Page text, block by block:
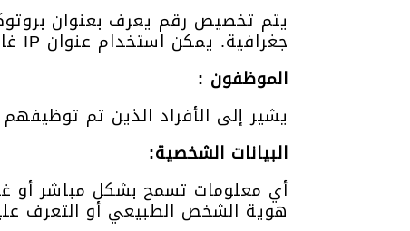
جغرافية. يمكن استخدام عنوان IP غالبًا لتحديد الموقع الذي يتصل منه الجهاز بالإنترنت.
الموظفون :
يشير إلى الأفراد الذين تم
البيانات الشخصية:
أي معلومات تسمح بشكل مباشر أو
هوية الشخص الطبيعي أو التعرف